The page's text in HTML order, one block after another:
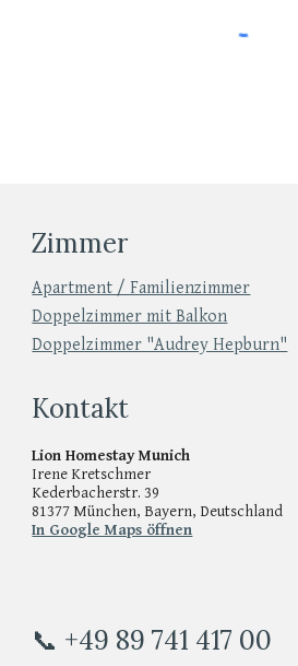
Zimmer
Apartment / Familienzimmer
Doppelzimmer mit Balkon
Doppelzimmer "Audrey Hepburn"
Kontakt
Lion Homestay Munich
Irene Kretschmer
Kederbacherstr. 39
81377 München, Bayern, Deutschland
In Google Maps öffnen
📞 +49 89 741 417 00